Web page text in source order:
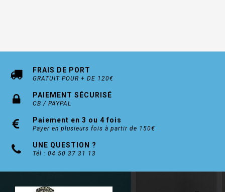
FRAIS DE PORT
GRATUIT POUR + DE 120€
PAIEMENT SÉCURISÉ
CB / PAYPAL
Paiement en 3 ou 4 fois
Payer en plusieurs fois à partir de 150€
UNE QUESTION ?
Tél : 04 50 37 31 13